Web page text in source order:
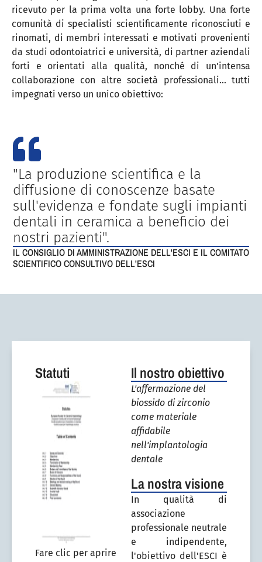
ricevuto per la prima volta una forte lobby. Una forte
comunità di specialisti scientificamente riconosciuti e
rinomati, di membri interessati e motivati provenienti
da studi odontoiatrici e università, di partner aziendali
forti e orientati alla qualità, nonché di un'intensa
collaborazione con altre società professionali... tutti
impegnati verso un unico obiettivo:
"La produzione scientifica e la
diffusione di conoscenze basate
sull'evidenza e fondate sugli impianti
dentali in ceramica a beneficio dei
nostri pazienti".
IL CONSIGLIO DI AMMINISTRAZIONE DELL'ESCI E IL COMITATO
SCIENTIFICO CONSULTIVO DELL'ESCI
Statuti
Fare clic per aprire
Il nostro obiettivo
L'affermazione del
biossido di zirconio
come materiale
affidabile
nell'implantologia
dentale
La nostra visione
In qualità di
associazione
professionale neutrale
e indipendente,
l'obiettivo dell'ESCI è